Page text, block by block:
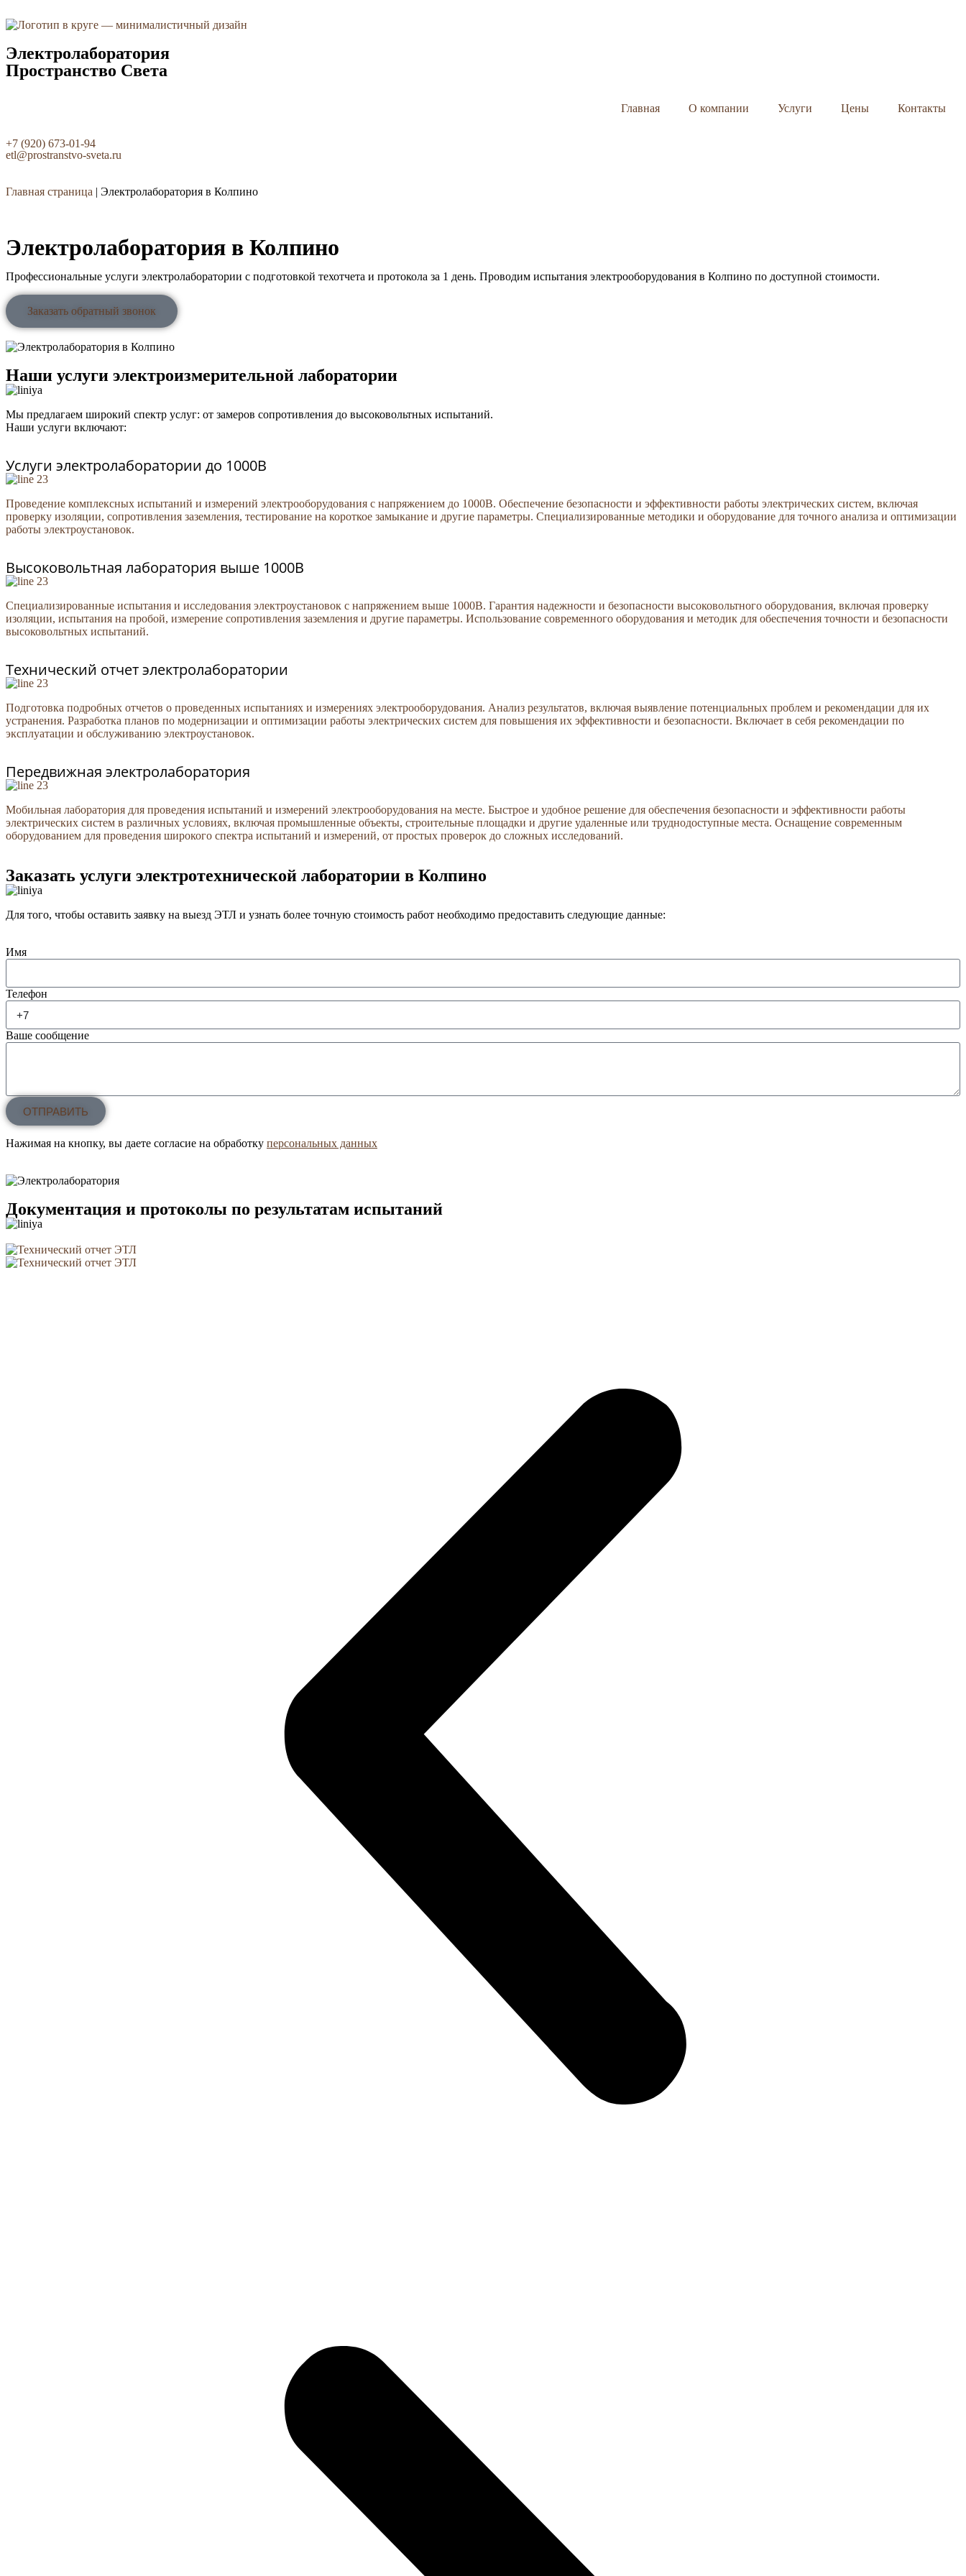
Электролаборатория
Пространство Света
Главная О компании Услуги Цены Контакты
+7 (920) 673-01-94
etl@prostranstvo-sveta.ru
Главная страница | Электролаборатория в Колпино
Электролаборатория в Колпино
Профессиональные услуги электролаборатории с подготовкой техотчета и протокола за 1 день. Проводим испытания электрооборудования в Колпино по доступной стоимости.
Заказать обратный звонок
Наши услуги электроизмерительной лаборатории
Мы предлагаем широкий спектр услуг: от замеров сопротивления до высоковольтных испытаний.
Наши услуги включают:
Услуги электролаборатории до 1000В
Проведение комплексных испытаний и измерений электрооборудования с напряжением до 1000В. Обеспечение безопасности и эффективности работы электрических систем, включая
проверку изоляции, сопротивления заземления, тестирование на короткое замыкание и другие параметры. Специализированные методики и оборудование для точного анализа и оптимизации
работы электроустановок.
Высоковольтная лаборатория выше 1000В
Специализированные испытания и исследования электроустановок с напряжением выше 1000В. Гарантия надежности и безопасности высоковольтного оборудования, включая проверку
изоляции, испытания на пробой, измерение сопротивления заземления и другие параметры. Использование современного оборудования и методик для обеспечения точности и безопасности
высоковольтных испытаний.
Технический отчет электролаборатории
Подготовка подробных отчетов о проведенных испытаниях и измерениях электрооборудования. Анализ результатов, включая выявление потенциальных проблем и рекомендации для их
устранения. Разработка планов по модернизации и оптимизации работы электрических систем для повышения их эффективности и безопасности. Включает в себя рекомендации по
эксплуатации и обслуживанию электроустановок.
Передвижная электролаборатория
Мобильная лаборатория для проведения испытаний и измерений электрооборудования на месте. Быстрое и удобное решение для обеспечения безопасности и эффективности работы
электрических систем в различных условиях, включая промышленные объекты, строительные площадки и другие удаленные или труднодоступные места. Оснащение современным
оборудованием для проведения широкого спектра испытаний и измерений, от простых проверок до сложных исследований.
Заказать услуги электротехнической лаборатории в Колпино
Для того, чтобы оставить заявку на выезд ЭТЛ и узнать более точную стоимость работ необходимо предоставить следующие данные:
Имя
Телефон
Ваше сообщение
ОТПРАВИТЬ
Нажимая на кнопку, вы даете согласие на обработку персональных данных
Документация и протоколы по результатам испытаний